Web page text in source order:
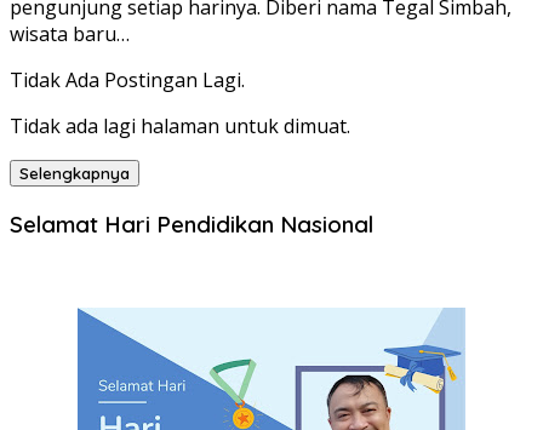
pengunjung setiap harinya. Diberi nama Tegal Simbah,
wisata baru…
Tidak Ada Postingan Lagi.
Tidak ada lagi halaman untuk dimuat.
Selengkapnya
Selamat Hari Pendidikan Nasional